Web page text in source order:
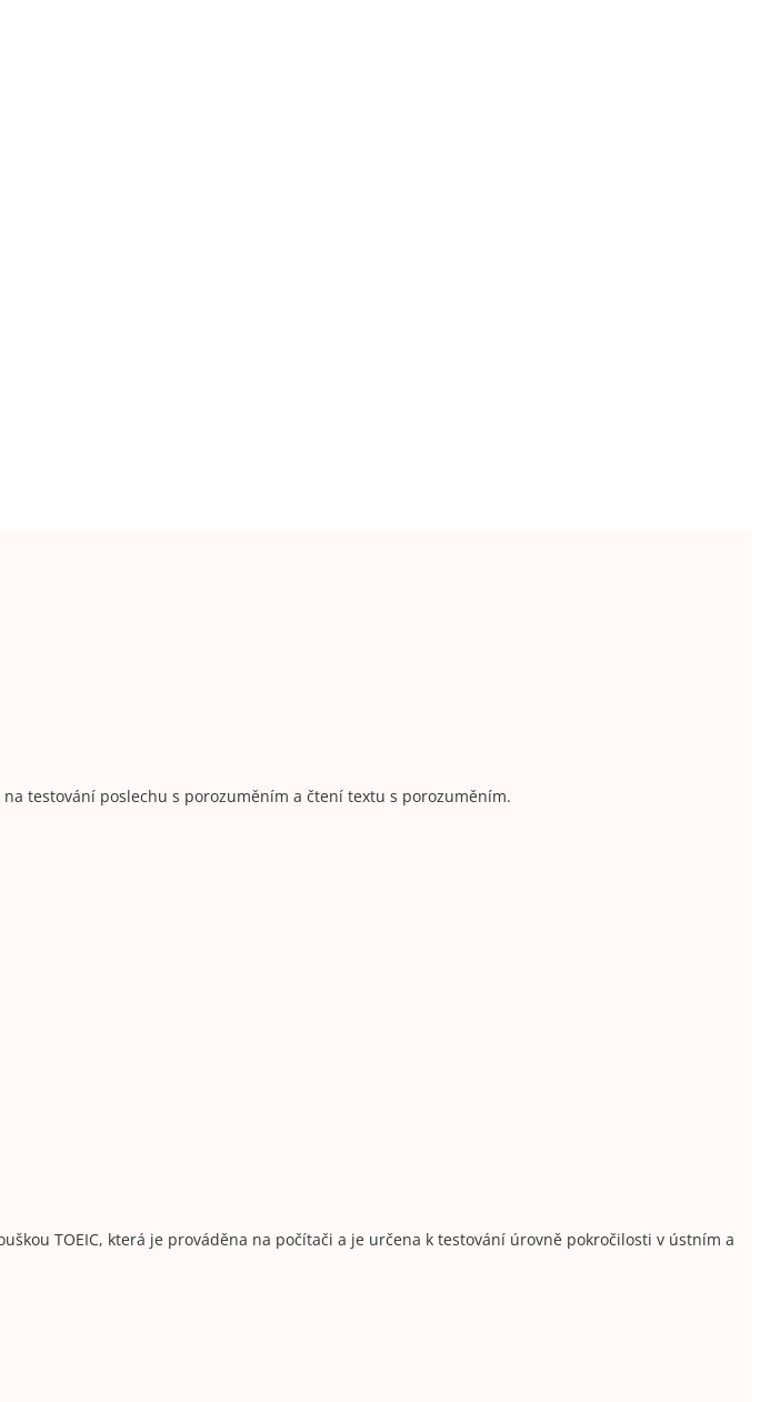
testování poslechu s porozuměním a čtení textu s porozuměním.
TOEIC, která je prováděna na počítači a je určena k testování úrovně pokročilosti v ústním a